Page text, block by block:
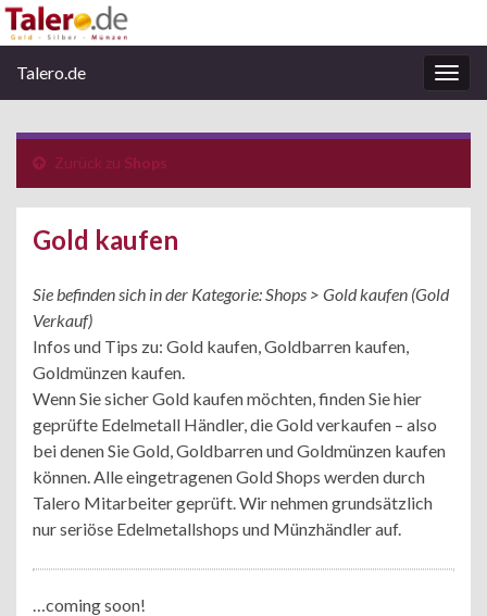
Talero.de
Zurück zu Shops
Gold kaufen
Sie befinden sich in der Kategorie: Shops > Gold kaufen (Gold
Verkauf)
Infos und Tips zu: Gold kaufen, Goldbarren kaufen,
Goldmünzen kaufen.
Wenn Sie sicher Gold kaufen möchten, finden Sie hier
geprüfte Edelmetall Händler, die Gold verkaufen – also
bei denen Sie Gold, Goldbarren und Goldmünzen kaufen
können. Alle eingetragenen Gold Shops werden durch
Talero Mitarbeiter geprüft. Wir nehmen grundsätzlich
nur seriöse Edelmetallshops und Münzhändler auf.
…coming soon!